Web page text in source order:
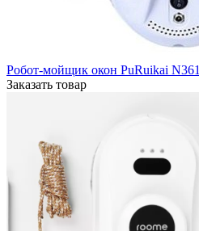
Робот-мойщик окон PuRuikai N361
Заказать товар